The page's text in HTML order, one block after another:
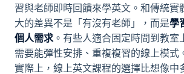
習與老師即時回饋來學英文。和傳統實
大的差異不是「有沒有老師」，而是學
個人需求。有些人適合固定時間到教室
需要能彈性安排、重複複習的線上模式
實際上，線上英文課程的選擇比想像中